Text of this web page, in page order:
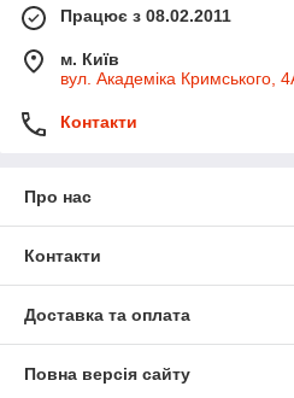
Працює з 08.02.2011
м. Київ
вул. Академіка Кримського,
Контакти
Про нас
Контакти
Доставка та оплата
Повна версія сайту